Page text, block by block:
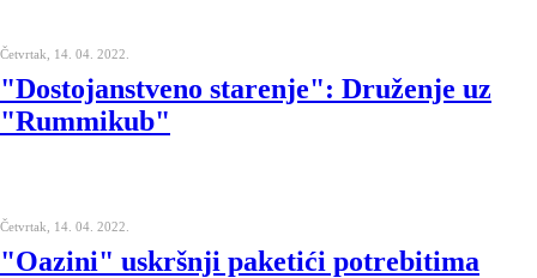
Četvrtak, 14. 04. 2022.
"Dostojanstveno starenje": Druženje uz
"Rummikub"
Četvrtak, 14. 04. 2022.
"Oazini" uskršnji paketići potrebitima